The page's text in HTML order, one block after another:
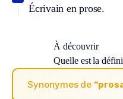
Écrivain en prose.
À découvrir
Quelle est la
Synonymes de